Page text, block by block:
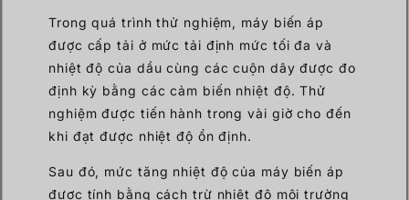
Trong quá trình thử nghiệm, máy biến áp
được cấp tải ở mức tải định mức tối đa và
nhiệt độ của dầu cùng các cuộn dây được đo
định kỳ bằng các cảm biến nhiệt độ. Thử
nghiệm được tiến hành trong vài giờ cho đến
khi đạt được nhiệt độ ổn định.
Sau đó, mức tăng nhiệt độ của máy biến áp
được tính bằng cách trừ nhiệt độ môi trường